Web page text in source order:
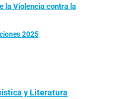
la Violencia contra la
2025
y Literatura